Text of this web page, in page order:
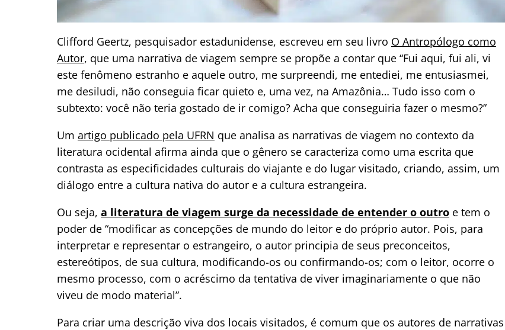
Clifford Geertz, pesquisador estadunidense, escreveu em seu livro O Antropólogo como
Autor, que uma narrativa de viagem sempre se propõe a contar que “Fui aqui, fui ali, vi
este fenômeno estranho e aquele outro, me surpreendi, me entediei, me entusiasmei,
me desiludi, não conseguia ficar quieto e, uma vez, na Amazônia… Tudo isso com o
subtexto: você não teria gostado de ir comigo? Acha que conseguiria fazer o mesmo?”
Um artigo publicado pela UFRN que analisa as narrativas de viagem no contexto da
literatura ocidental afirma ainda que o gênero se caracteriza como uma escrita que
contrasta as especificidades culturais do viajante e do lugar visitado, criando, assim, um
diálogo entre a cultura nativa do autor e a cultura estrangeira.
Ou seja, a literatura de viagem surge da necessidade de entender o outro e tem o
poder de “modificar as concepções de mundo do leitor e do próprio autor. Pois, para
interpretar e representar o estrangeiro, o autor principia de seus preconceitos,
estereótipos, de sua cultura, modificando-os ou confirmando-os; com o leitor, ocorre o
mesmo processo, com o acréscimo da tentativa de viver imaginariamente o que não
viveu de modo material”.
Para criar uma descrição viva dos locais visitados, é comum que os autores de narrativas